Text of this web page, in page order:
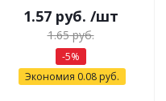
1.57руб. /шт
1.65руб.
-5%
Экономия 0.08руб.